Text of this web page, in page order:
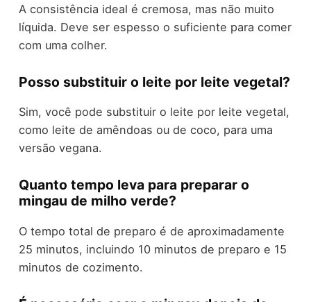
A consistência ideal é cremosa, mas não muito
líquida. Deve ser espesso o suficiente para comer
com uma colher.
Posso substituir o leite por leite vegetal?
Sim, você pode substituir o leite por leite vegetal,
como leite de amêndoas ou de coco, para uma
versão vegana.
Quanto tempo leva para preparar o
mingau de milho verde?
O tempo total de preparo é de aproximadamente
25 minutos, incluindo 10 minutos de preparo e 15
minutos de cozimento.